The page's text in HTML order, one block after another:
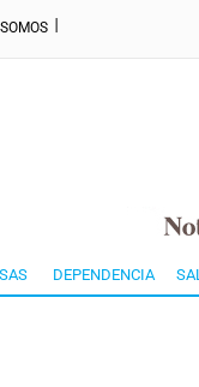
I
DEPENDENCIA